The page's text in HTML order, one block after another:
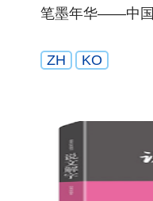
笔墨年华——中
ZH KO